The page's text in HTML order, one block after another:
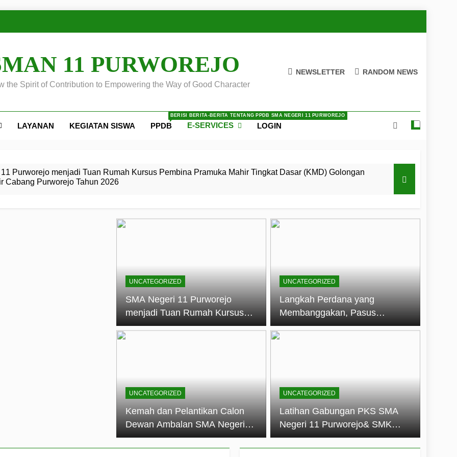
11 PURWOREJO
the Spirit of Contribution to Empowering the Way of Good Character
NEWSLETTER RANDOM NEWS
LAYANAN KEGIATAN SISWA PPDB
BERISI BERITA-BERITA TENTANG PPDB SMA NEGERI 11 PURWOREJO
E-SERVICES LOGIN
Purworejo menjadi Tuan Rumah Kursus Pembina Pramuka Mahir Tingkat Dasar (KMD) Golongan
Cabang Purworejo Tahun 2026
Calon Dewan Ambalan SMA Negeri 11 Purworejo: Membentuk Jiwa Kepemimpinan, Disiplin,
11 Purworejo Sukses Gelar LPBB Jatayudha Open 2 Tahun 2026
Tingkat
Gugus Depan
di LKBB
oleh Pasukan Khusus
11
Negeri 11 Purworejo
menjadi lokasi pelaksanaan
UNCATEGORIZED
SMA Negeri 11 Purworejo
menjadi Tuan Rumah Kursus
Pembina Pramuka Mahir
UNCATEGORIZED
Langkah Perdana yang
Membanggakan, Pasus
Jatayudha Ukir Prestasi di
UNCATEGORIZED
Kemah dan Pelantikan Calon
Dewan Ambalan SMA Negeri
11 Purworejo: Membentuk Jiwa
Kepemimpinan, Disiplin, dan
UNCATEGORIZED
Latihan Gabungan PKS SMA
Negeri 11 Purworejo& SMK
Negeri 6 Purworejo:
Membangun Disiplin,